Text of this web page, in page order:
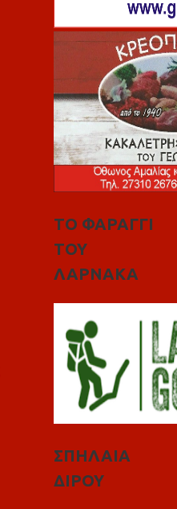
ΤΟ ΦΑΡΑΓΓΙ
ΤΟΥ
ΛΑΡΝΑΚΑ
ΣΠΗΛΑΙΑ
ΔΙΡΟΥ